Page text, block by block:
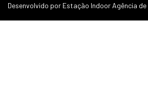
Desenvolvido por Estação Indoor Agência